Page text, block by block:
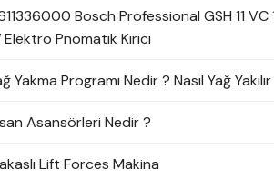
Bosch Professional GSH 11 VC
Elektro Pnömatik Kırıcı
Yakma Programı Nedir ? Nasıl Yağ
Asansörleri Nedir ?
Lift Forces Makina